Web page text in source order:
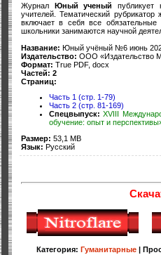
Журнал Юный ученый
публикует
учителей. Тематический
включает в себя все
школьники занимаются научной
Название: Юный учёный №6 июнь
Издательство: ООО «Издательство
Формат: True PDF, docx
Частей: 2
Страниц:
Часть 1 (стр. 1-79)
Часть 2 (стр. 81-169)
Спецвыпуск: XVIII
обучение: опыт и
Размер: 53,1 MB
Язык: Русский
Категория: Гуманитарные